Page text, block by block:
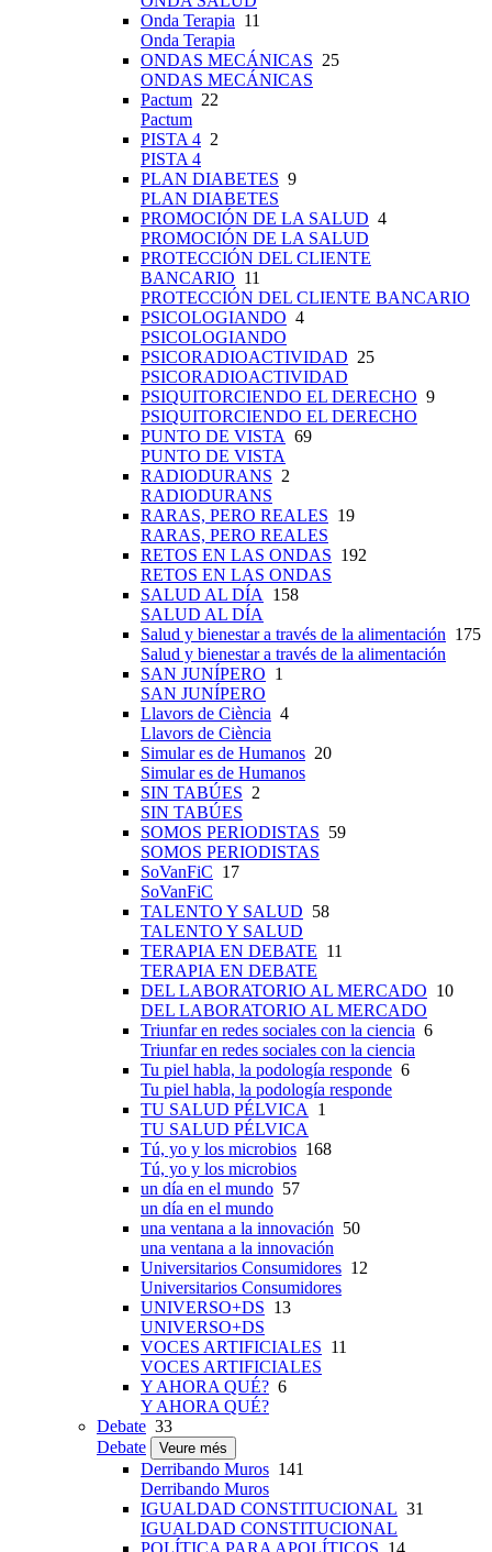
Onda Terapia 11
Onda Terapia
ONDAS MECÁNICAS 25
ONDAS MECÁNICAS
Pactum 22
Pactum
PISTA 4 2
PISTA 4
PLAN DIABETES 9
PLAN DIABETES
PROMOCIÓN DE LA SALUD 4
PROMOCIÓN DE LA SALUD
PROTECCIÓN DEL CLIENTE
BANCARIO 11
PROTECCIÓN DEL CLIENTE BANCARIO
PSICOLOGIANDO 4
PSICOLOGIANDO
PSICORADIOACTIVIDAD 25
PSICORADIOACTIVIDAD
PSIQUITORCIENDO EL DERECHO 9
PSIQUITORCIENDO EL DERECHO
PUNTO DE VISTA 69
PUNTO DE VISTA
RADIODURANS 2
RADIODURANS
RARAS, PERO REALES 19
RARAS, PERO REALES
RETOS EN LAS ONDAS 192
RETOS EN LAS ONDAS
SALUD AL DÍA 158
SALUD AL DÍA
Salud y bienestar a través de la alimentación 175
Salud y bienestar a través de la alimentación
SAN JUNÍPERO 1
SAN JUNÍPERO
Llavors de Ciència 4
Llavors de Ciència
Simular es de Humanos 20
Simular es de Humanos
SIN TABÚES 2
SIN TABÚES
SOMOS PERIODISTAS 59
SOMOS PERIODISTAS
SoVanFiC 17
SoVanFiC
TALENTO Y SALUD 58
TALENTO Y SALUD
TERAPIA EN DEBATE 11
TERAPIA EN DEBATE
DEL LABORATORIO AL MERCADO 10
DEL LABORATORIO AL MERCADO
Triunfar en redes sociales con la ciencia 6
Triunfar en redes sociales con la ciencia
Tu piel habla, la podología responde 6
Tu piel habla, la podología responde
TU SALUD PÉLVICA 1
TU SALUD PÉLVICA
Tú, yo y los microbios 168
Tú, yo y los microbios
un día en el mundo 57
un día en el mundo
una ventana a la innovación 50
una ventana a la innovación
Universitarios Consumidores 12
Universitarios Consumidores
UNIVERSO+DS 13
UNIVERSO+DS
VOCES ARTIFICIALES 11
VOCES ARTIFICIALES
Y AHORA QUÉ? 6
Y AHORA QUÉ?
Debate 33
Debate
Veure més
Derribando Muros 141
Derribando Muros
IGUALDAD CONSTITUCIONAL 31
IGUALDAD CONSTITUCIONAL